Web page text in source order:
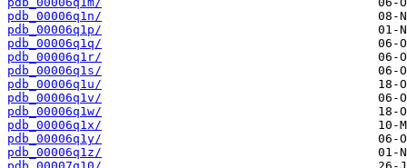
pdb_00006q1n/
pdb_00006q1p/
pdb_00006q1q/
pdb_00006q1r/
pdb_00006q1s/
pdb_00006q1u/
pdb_00006q1v/
pdb_00006q1w/
pdb_00006q1x/
pdb_00006q1y/
pdb_00006q1z/